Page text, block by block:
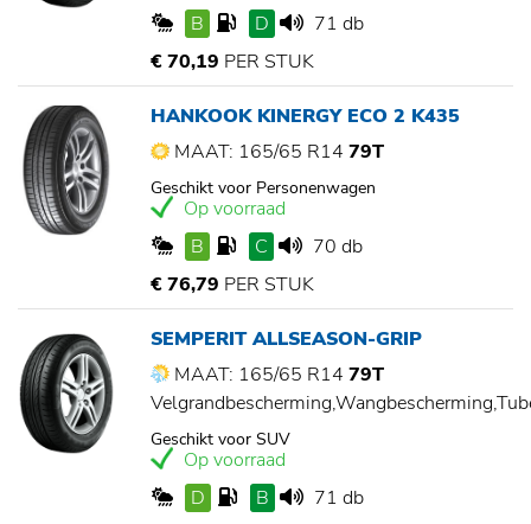
B
D
71 db
€ 70,19 PER STUK
HANKOOK KINERGY ECO 2 K435
MAAT: 165/65 R14 79T
Geschikt voor Personenwagen
Op voorraad
B
C
70 db
€ 76,79 PER STUK
SEMPERIT ALLSEASON-GRIP
MAAT: 165/65 R14 79T
Geschikt voor SUV
Op voorraad
D
B
71 db